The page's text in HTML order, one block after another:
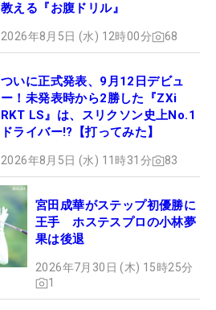
教える『お腹ドリル』
2026年8月5日 (水) 12時00分 68
ついに正式発表、9月12日デビュ
ー！未発表時から2勝した『ZXi
RKT LS』は、スリクソン史上No.1
ドライバー!?【打ってみた】
2026年8月5日 (水) 11時31分 83
宮田成華がステップ初優勝に
王手 ホステスプロの小林夢
果は後退
2026年7月30日 (木) 15時25分
1